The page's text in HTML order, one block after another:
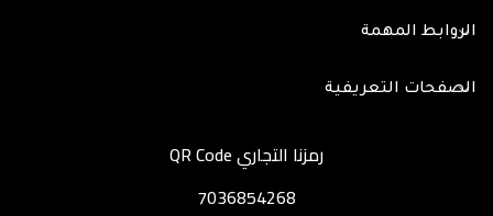
الروابط المهمة
الصفحات التعريفية
رمزنا التجاري QR Code
7036854268